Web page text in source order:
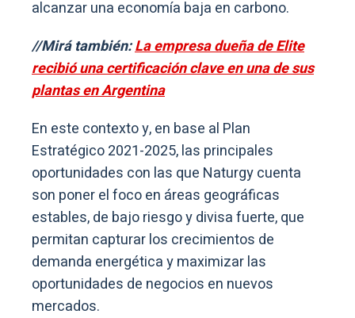
alcanzar una economía baja en carbono.
//Mirá también:La empresa dueña de Elite
recibió una certificación clave en una de sus
plantas en Argentina
En este contexto y, en base al Plan
Estratégico 2021-2025, las principales
oportunidades con las que Naturgy cuenta
son poner el foco en áreas geográficas
estables, de bajo riesgo y divisa fuerte, que
permitan capturar los crecimientos de
demanda energética y maximizar las
oportunidades de negocios en nuevos
mercados.